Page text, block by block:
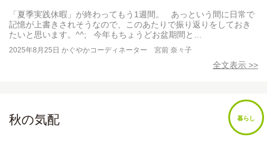
「夏季実践休暇」が終わってもう1週間。 あっという間に日常で
記憶が上書きされそうなので、このあたりで振り返りをしておき
たいと思います。^^; 今年もちょうどお盆期間と…
2025年8月25日 かぐやかコーディネーター 宮前 奈々子
全文表示 >>
暮らし
秋の気配